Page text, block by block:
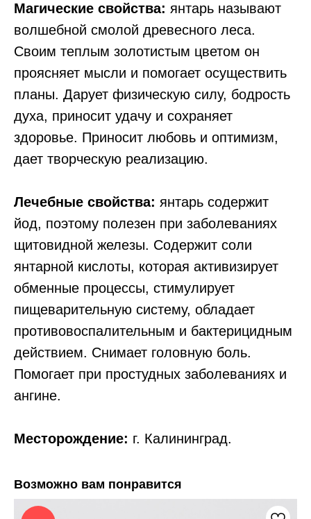
Магические свойства: янтарь называют
волшебной смолой древесного леса.
Своим теплым золотистым цветом он
проясняет мысли и помогает осуществить
планы. Дарует физическую силу, бодрость
духа, приносит удачу и сохраняет
здоровье. Приносит любовь и оптимизм,
дает творческую реализацию.
Лечебные свойства: янтарь содержит
йод, поэтому полезен при заболеваниях
щитовидной железы. Содержит соли
янтарной кислоты, которая активизирует
обменные процессы, стимулирует
пищеварительную систему, обладает
противовоспалительным и бактерицидным
действием. Снимает головную боль.
Помогает при простудных заболеваниях и
ангине.
Месторождение: г. Калининград.
Возможно вам понравится